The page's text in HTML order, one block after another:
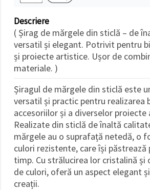
Descriere
( Șirag de mărgele din sticlă – de
versatil și elegant. Potrivit pentru
și proiecte artistice. Ușor de
materiale. )
Șiragul de mărgele din sticlă este
versatil și practic pentru realizarea
accesoriilor și a diverselor proiecte
Realizate din sticlă de înaltă
mărgele au o suprafață netedă, o
culori rezistente, care își păstrează
timp. Cu strălucirea lor cristalină și
de culori, oferă un aspect elegant
creații.